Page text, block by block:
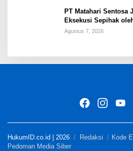
PT Matahari Sentosa
Eksekusi Sepihak
Agustus 7, 2026
HukumID.co.id | 2026 Redaksi
Kode
Pedoman Media Siber